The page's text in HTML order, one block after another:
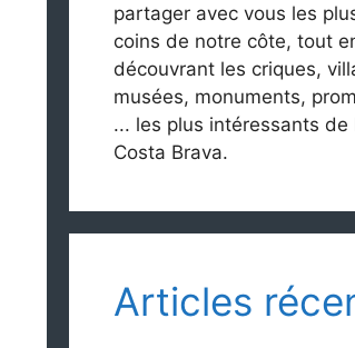
partager avec vous les
coins de notre côte, tout
découvrant les criques,
musées, monuments,
... les plus intéressants de
Costa Brava.
Articles